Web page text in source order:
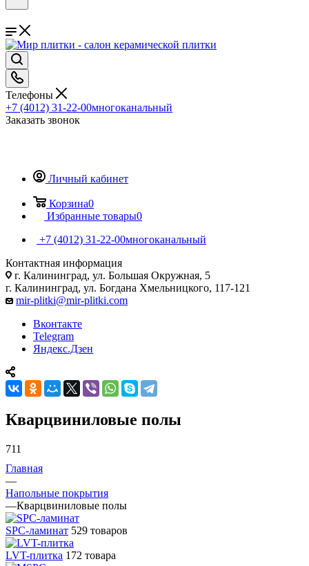
Телефоны
+7 (4012) 31-22-00многоканальный
Заказать звонок
Личный кабинет
Корзина0
Избранные товары0
+7 (4012) 31-22-00многоканальный
Контактная информация
г. Калининград, ул. Большая Окружная, 5
г. Калининград, ул. Богдана Хмельницкого, 117-121
mir-plitki@mir-plitki.com
Вконтакте
Telegram
Яндекс.Дзен
Кварцвиниловые полы
711
Главная
—
Напольные покрытия
—Кварцвиниловые полы
SPC-ламинат 529 товаров
LVT-плитка 172 товара